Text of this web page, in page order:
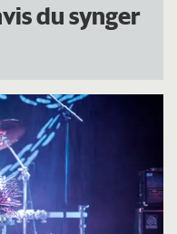
du synger